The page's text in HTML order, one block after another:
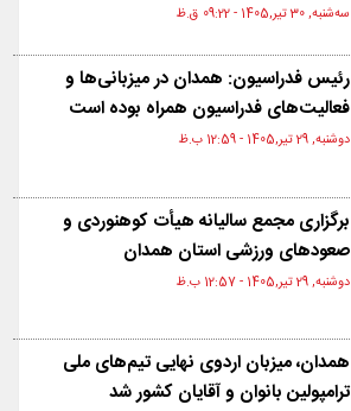
ﺳﻪشنبه, 30 تیر,1405 - 09:22 ق.ظ
رئیس فدراسیون: همدان در میزبانی‌ها و
فعالیت‌های فدراسیون همراه بوده است
دوشنبه, 29 تیر,1405 - 12:59 ب.ظ
برگزاری مجمع سالیانه هیأت کوهنوردی و
صعودهای ورزشی استان همدان
دوشنبه, 29 تیر,1405 - 12:57 ب.ظ
همدان، میزبان اردوی نهایی تیم‌های ملی
ترامپولین بانوان و آقایان کشور شد